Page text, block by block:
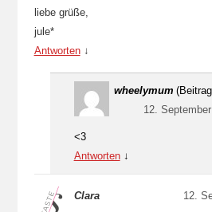
liebe grüße,
jule*
Antworten ↓
wheelymum
12.
<3
Antworten ↓
Clara 12.